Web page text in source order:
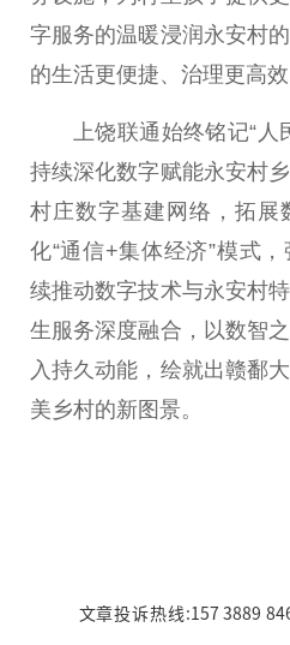
字服务的温暖浸润永安村
的生活更便捷、治理更高效
上饶联通始终铭记“人
持续深化数字赋能永安村
村庄数字基建网络，拓展
化“通信+集体经济”模式
续推动数字技术与永安村
生服务深度融合，以数智
入持久动能，绘就出赣鄱
美乡村的新图景。
文章投诉热线:157 3889